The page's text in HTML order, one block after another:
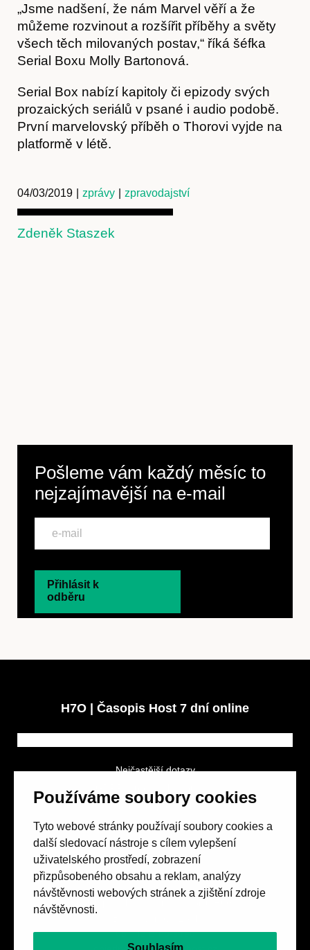
Používáme soubory cookies
Tyto webové stránky používají soubory cookies a
další sledovací nástroje s cílem vylepšení
uživatelského prostředí, zobrazení
přizpůsobeného obsahu a reklam, analýzy
návštěvnosti webových stránek a zjištění zdroje
návštěvnosti.
Souhlasím
Kontakt
„Jsme nadšení, že nám Marvel věří a že
můžeme rozvinout a rozšířit příběhy a světy
všech těch milovaných postav,“ říká šéfka
Serial Boxu Molly Bartonová.
Serial Box nabízí kapitoly či epizody svých
prozaických seriálů v psané i audio podobě.
První marvelovský příběh o Thorovi vyjde na
platformě v létě.
04/03/2019 zprávy zpravodajství
Zdeněk Staszek
Pošleme vám každý měsíc to
nejzajímavější na e-mail
Přihlásit k
odběru
H7O | Časopis Host 7 dní online
Nejčastější dotazy
Obchodní podmínky
Spolek přátel vydávání
657 42 Brno-střed